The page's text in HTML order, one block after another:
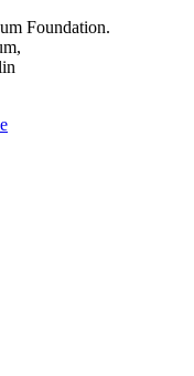
Foundation.